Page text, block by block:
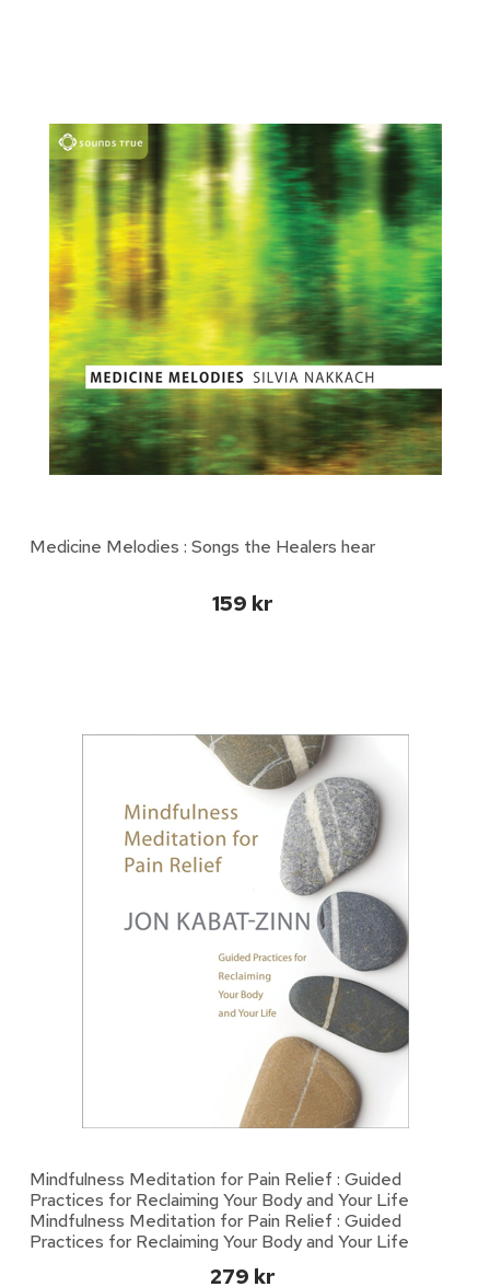
Medicine Melodies : Songs the Healers hear
159 kr
Mindfulness Meditation for Pain Relief : Guided
Practices for Reclaiming Your Body and Your Life
Mindfulness Meditation for Pain Relief : Guided
Practices for Reclaiming Your Body and Your Life
279 kr